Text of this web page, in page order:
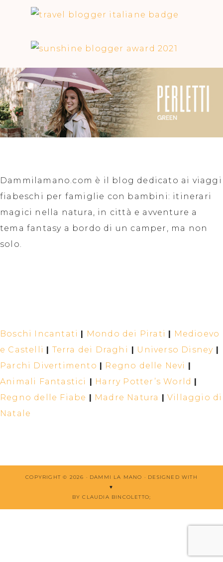
Dammilamano.com è il blog dedicato ai viaggi
fiabeschi per famiglie con bambini: itinerari
magici nella natura, in città e avventure a
tema fantasy a bordo di un camper, ma non
solo.
Boschi Incantati Mondo dei Pirati
Medioevo
e Castelli
Terra dei Draghi Universo Disney
Parchi Divertimento
Regno delle Nevi
Animali Fantastici
Harry Potter’s World
Regno delle Fiabe
Madre Natura
Villaggio di
Natale
COPYRIGHT © 2026 · DAMMI LA MANO · DESIGNED WITH
♥
BY CLAUDIA BINCOLETTO;